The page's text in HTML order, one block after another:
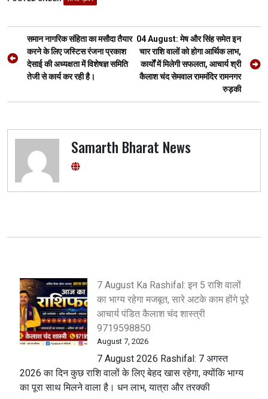
b
o
o
k
er s
A
p
p
a
m
g
er
Post
navigation
समान नागरिक संहिता का मसौदा तैयार
करने के लिए जस्टिस रंजना प्रकाश
देसाई की अध्यक्षता में विशेषज्ञ समिति
तेजी से कार्य कर रही है।
04 August: मेष और सिंह समेत इन
चार राशि वालों को होगा आर्थिक लाभ,
कार्यों में मिलेगी सफलता, आचार्य श्री
कैलाश चंद सेमवाल राममंदिर रामनगर
रुड़की
Samarth Bharat News
7 August Ka Rashifal: इन 5 राशि वालों
का भाग्य रहेगा मजबूत, सारे अटके काम होंगे पूरे
आचार्य पंडित कैलाश चंद शास्त्री
9719598850
August 7, 2026
7 August 2026 Rashifal: 7 अगस्त
2026 का दिन कुछ राशि वालों के लिए बेहद खास रहेगा, क्योंकि भाग्य
का पूरा साथ मिलने वाला है। धन लाभ, यात्रा और तरक्की